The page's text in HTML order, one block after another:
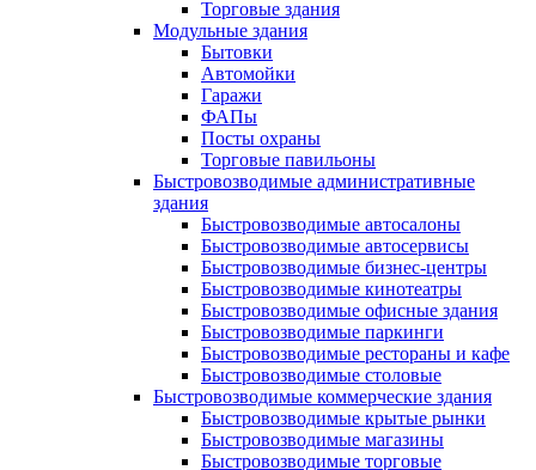
Торговые здания
Модульные здания
Бытовки
Автомойки
Гаражи
ФАПы
Посты охраны
Торговые павильоны
Быстровозводимые административные
здания
Быстровозводимые автосалоны
Быстровозводимые автосервисы
Быстровозводимые бизнес-центры
Быстровозводимые кинотеатры
Быстровозводимые офисные здания
Быстровозводимые паркинги
Быстровозводимые рестораны и кафе
Быстровозводимые столовые
Быстровозводимые коммерческие здания
Быстровозводимые крытые рынки
Быстровозводимые магазины
Быстровозводимые торговые